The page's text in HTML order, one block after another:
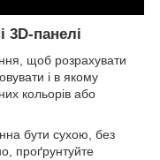
3D-панелі
щоб розрахувати
і в якому
кольорів або
бути сухою, без
проґрунтуйте